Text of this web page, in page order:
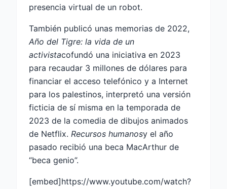
presencia virtual de un robot.
También publicó unas memorias de 2022,
Año del Tigre: la vida de un
activistacofundó una iniciativa en 2023
para recaudar 3 millones de dólares para
financiar el acceso telefónico y a Internet
para los palestinos, interpretó una versión
ficticia de sí misma en la temporada de
2023 de la comedia de dibujos animados
de Netflix. Recursos humanosy el año
pasado recibió una beca MacArthur de
“beca genio”.
[embed]https://www.youtube.com/watch?